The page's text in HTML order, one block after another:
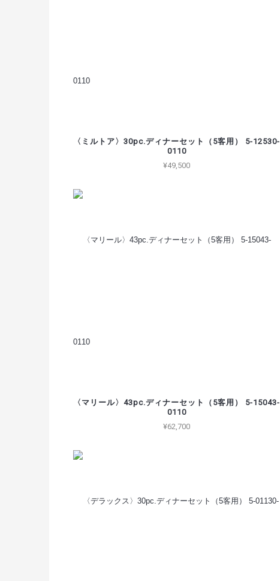
〈ミルトア〉30pc.ディナーセット（5客用） 5-12530-
0110
¥49,500
〈マリール〉43pc.ディナーセット（5客用） 5-15043-
0110
¥62,700